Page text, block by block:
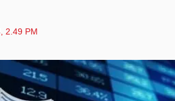
2.49 PM